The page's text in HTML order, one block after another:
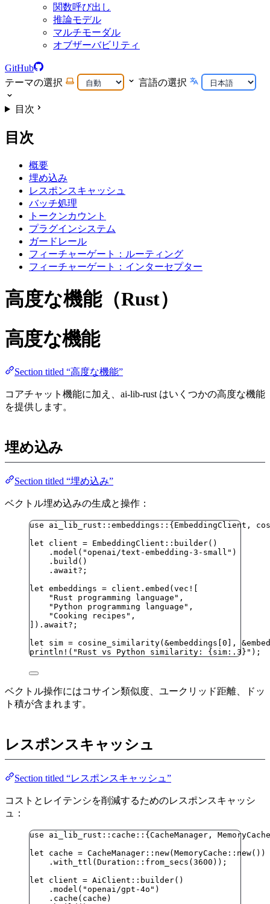
関数呼び出し
推論モデル
マルチモーダル
オブザーバビリティ
GitHub
テーマの選択
言語の選択
目次
目次
概要
埋め込み
レスポンスキャッシュ
バッチ処理
トークンカウント
プラグインシステム
ガードレール
フィーチャーゲート：ルーティング
フィーチャーゲート：インターセプター
高度な機能（Rust）
高度な機能
Section titled “高度な機能”
コアチャット機能に加え、ai-lib-rust はいくつかの高度な機能
を提供します。
埋め込み
Section titled “埋め込み”
ベクトル埋め込みの生成と操作：
use ai_lib_rust :: embeddings :: {EmbeddingClient,
let
client = EmbeddingClient :: builder()
. model ( "openai/text-embedding-3-small " )
. build ()
. await? ;
let embeddings = client . embed ( vec!
"Rust programming language " ,
" Python programming language " ,
"Cooking recipes " ,
]) . await? ;
let
sim = cosine_similarity( &embeddings 0 ], &
println! ( "Rust vs Python similarity: {sim:.3} " );
ベクトル操作にはコサイン類似度、ユークリッド距離、ドッ
ト積が含まれます。
レスポンスキャッシュ
Section titled “レスポンスキャッシュ”
コストとレイテンシを削減するためのレスポンスキャッシ
ュ：
use ai_lib_rust :: cache :: {CacheManager,
let
cache = CacheManager :: new(MemoryCache :: new())
. with_ttl (Duration :: from_secs ( 3600 ));
let
client = AiClient :: builder()
. model ( "openai/gpt-4o " )
. cache ( cache )